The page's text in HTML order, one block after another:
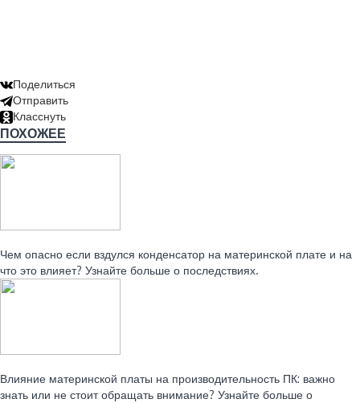
Поделиться
Отправить
Класснуть
ПОХОЖЕЕ
Чем опасно если вздулся конденсатор на материнской плате и на
что это влияет? Узнайте больше о последствиях.
Влияние материнской платы на производительность ПК: важно
знать или не стоит обращать внимание? Узнайте больше о